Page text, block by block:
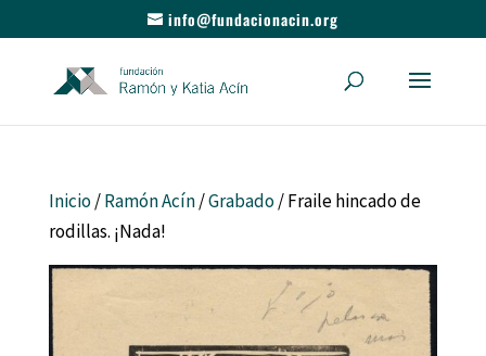
info@fundacionacin.org
Inicio/Ramón Acín/Grabado/ Fraile hincado de
rodillas. ¡Nada!